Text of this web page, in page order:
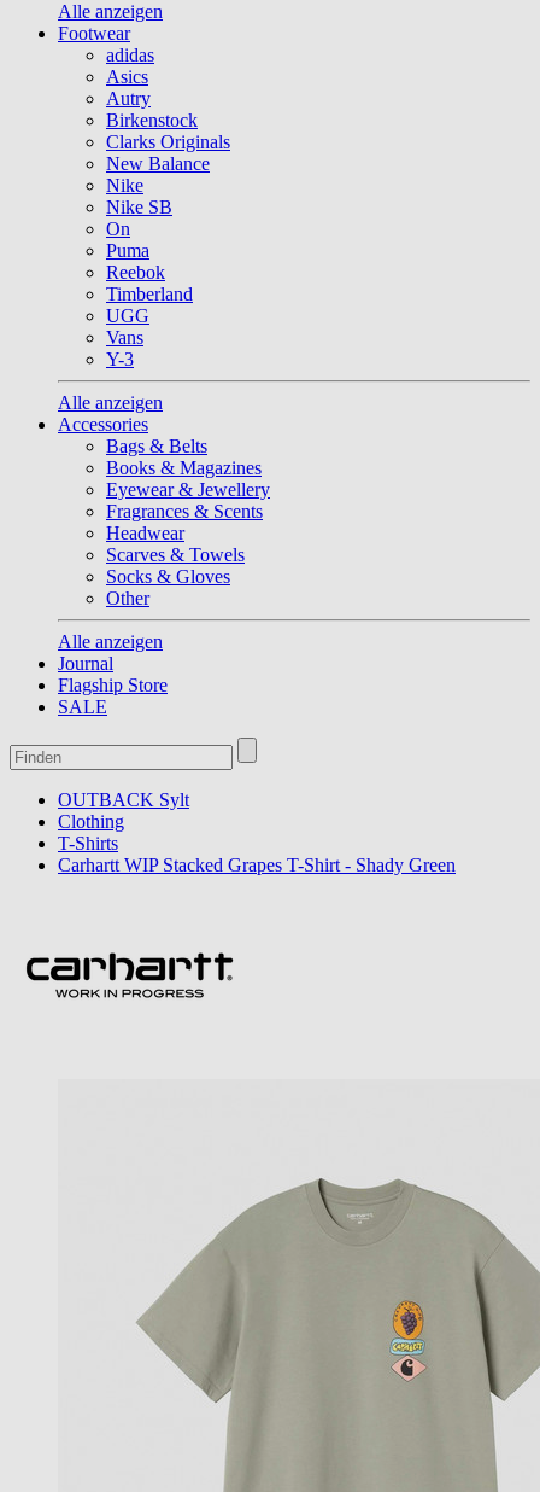
Alle anzeigen
Footwear
adidas
Asics
Autry
Birkenstock
Clarks Originals
New Balance
Nike
Nike SB
On
Puma
Reebok
Timberland
UGG
Vans
Y-3
Alle anzeigen
Accessories
Bags & Belts
Books & Magazines
Eyewear & Jewellery
Fragrances & Scents
Headwear
Scarves & Towels
Socks & Gloves
Other
Alle anzeigen
Journal
Flagship Store
SALE
OUTBACK Sylt
Clothing
T-Shirts
Carhartt WIP Stacked Grapes T-Shirt - Shady Green